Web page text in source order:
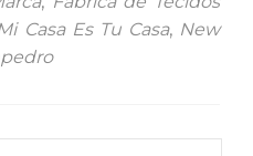
Casa Es Tu Casa, New